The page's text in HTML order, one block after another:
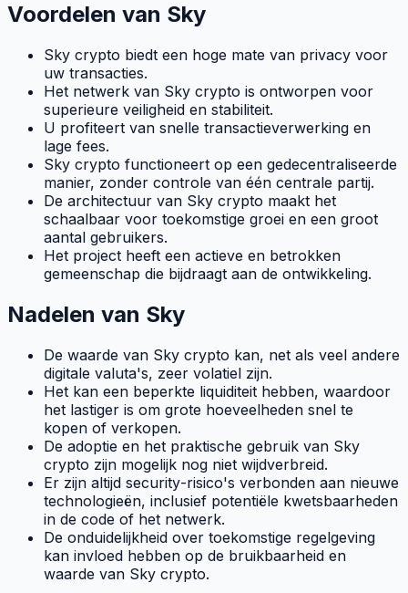
Voordelen van Sky
Sky crypto biedt een hoge mate van privacy voor
uw transacties.
Het netwerk van Sky crypto is ontworpen voor
superieure veiligheid en stabiliteit.
U profiteert van snelle transactieverwerking en
lage fees.
Sky crypto functioneert op een gedecentraliseerde
manier, zonder controle van één centrale partij.
De architectuur van Sky crypto maakt het
schaalbaar voor toekomstige groei en een groot
aantal gebruikers.
Het project heeft een actieve en betrokken
gemeenschap die bijdraagt aan de ontwikkeling.
Nadelen van Sky
De waarde van Sky crypto kan, net als veel andere
digitale valuta's, zeer volatiel zijn.
Het kan een beperkte liquiditeit hebben, waardoor
het lastiger is om grote hoeveelheden snel te
kopen of verkopen.
De adoptie en het praktische gebruik van Sky
crypto zijn mogelijk nog niet wijdverbreid.
Er zijn altijd security-risico's verbonden aan nieuwe
technologieën, inclusief potentiële kwetsbaarheden
in de code of het netwerk.
De onduidelijkheid over toekomstige regelgeving
kan invloed hebben op de bruikbaarheid en
waarde van Sky crypto.